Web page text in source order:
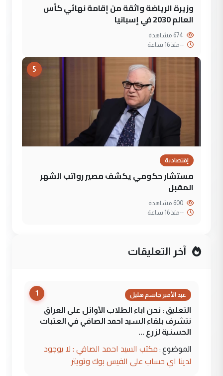
وزيرة الرياضة واثقة من إقامة نهائي كأس
العالم 2030 في إسبانيا
--منذ 16 ساعة
5
إقتصادية
مستشار حكومي يكشف مصير رواتب الشهر
المقبل
--منذ 16 ساعة
آخر التعليقات
1 عبد الأمير جاسم هليل
التعليق : نحن اباء الطلاب الأوائل على العراق
نتشرف بلقاء السيد احمد الصافي في العتبات
الحسنية لزرع ...
الموضوع : مكتب السيد احمد الصافي : لا يوجود
لدينا اي حساب على الفيس بوك وتويتر